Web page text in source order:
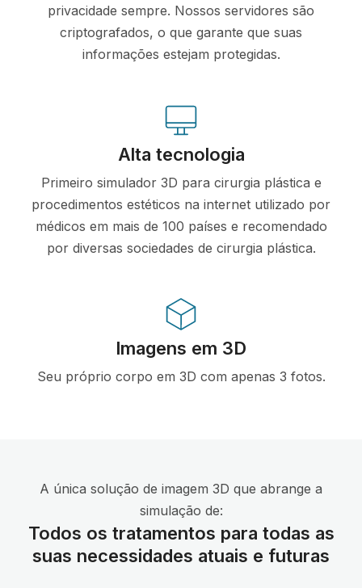
privacidade sempre. Nossos servidores são
criptografados, o que garante que suas
informações estejam protegidas.
Alta tecnologia
Primeiro simulador 3D para cirurgia plástica e
procedimentos estéticos na internet utilizado por
médicos em mais de 100 países e recomendado
por diversas sociedades de cirurgia plástica.
Imagens em 3D
Seu próprio corpo em 3D com apenas 3 fotos.
A única solução de imagem 3D que abrange a
simulação de:
Todos os tratamentos para todas as
suas necessidades atuais e futuras